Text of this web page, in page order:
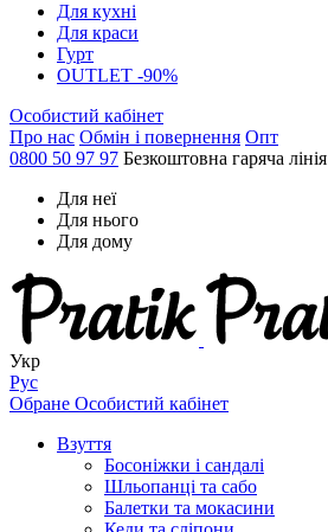
Для кухні
Для краси
Гурт
OUTLET -90%
Особистий кабінет
Про нас Обмін і повернення Опт
0800 50 97 97 Безкоштовна гаряча лінія
Для неї
Для нього
Для дому
Укр
Рус
Обране Особистий кабінет
Взуття
Босоніжки і сандалі
Шльопанці та сабо
Балетки та мокасини